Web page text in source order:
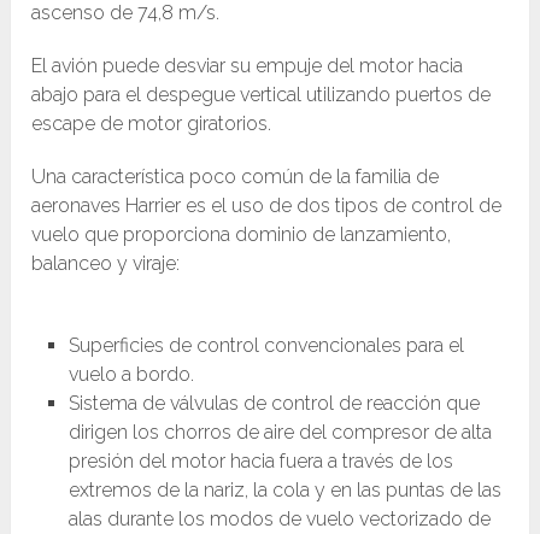
ascenso de 74,8 m/s.
El avión puede desviar su empuje del motor hacia
abajo para el despegue vertical utilizando puertos de
escape de motor giratorios.
Una característica poco común de la familia de
aeronaves Harrier es el uso de dos tipos de control de
vuelo que proporciona dominio de lanzamiento,
balanceo y viraje:
Superficies de control convencionales para el
vuelo a bordo.
Sistema de válvulas de control de reacción que
dirigen los chorros de aire del compresor de alta
presión del motor hacia fuera a través de los
extremos de la nariz, la cola y en las puntas de las
alas durante los modos de vuelo vectorizado de